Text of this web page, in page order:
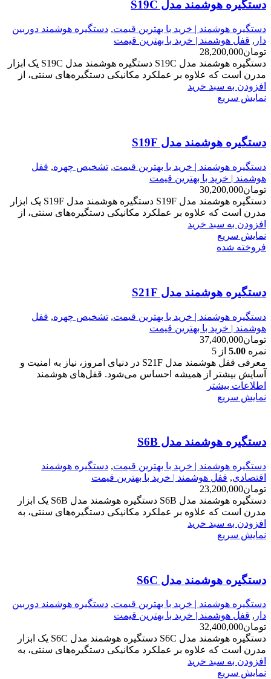
دستگیره هوشمند مدل S19C
دستگیره هوشمند | خرید با بهترین قیمت, دستگیره هوشمند دوربین
دار , قفل هوشمند | خرید با بهترین قیمت
تومان28,200,000
دستگیره هوشمند مدل S19C دستگیره هوشمند مدل S19C یک ابزار
مدرن است که علاوه بر عملکرد مکانیکی دستگیره‌های سنتی، از
افزودن به سبد خرید
نمایش سریع
دستگیره هوشمند مدل S19F
دستگیره هوشمند | خرید با بهترین قیمت, تشخیص چهره, قفل
هوشمند | خرید با بهترین قیمت
تومان30,200,000
دستگیره هوشمند مدل S19F دستگیره هوشمند مدل S19F یک ابزار
مدرن است که علاوه بر عملکرد مکانیکی دستگیره‌های سنتی، از
افزودن به سبد خرید
نمایش سریع
فروخته شده
دستگیره هوشمند مدل S21F
دستگیره هوشمند | خرید با بهترین قیمت, تشخیص چهره, قفل
هوشمند | خرید با بهترین قیمت
تومان37,400,000
نمره 5.00 از 5
معرفی قفل هوشمند مدل S21F در دنیای امروز، نیاز به امنیت و
آسایش بیشتر از همیشه احساس می‌شود. قفل‌های هوشمند
اطلاعات بیشتر
نمایش سریع
دستگیره هوشمند مدل S6B
دستگیره هوشمند | خرید با بهترین قیمت, دستگیره هوشمند
اقتصادی, قفل هوشمند | خرید با بهترین قیمت
تومان23,200,000
دستگیره هوشمند مدل S6B دستگیره هوشمند مدل S6B یک ابزار
مدرن است که علاوه بر عملکرد مکانیکی دستگیره‌های سنتی، به
افزودن به سبد خرید
نمایش سریع
دستگیره هوشمند مدل S6C
دستگیره هوشمند | خرید با بهترین قیمت, دستگیره هوشمند دوربین
دار , قفل هوشمند | خرید با بهترین قیمت
تومان32,400,000
دستگیره هوشمند مدل S6C دستگیره هوشمند مدل S6C یک ابزار
مدرن است که علاوه بر عملکرد مکانیکی دستگیره‌های سنتی، به
افزودن به سبد خرید
نمایش سریع